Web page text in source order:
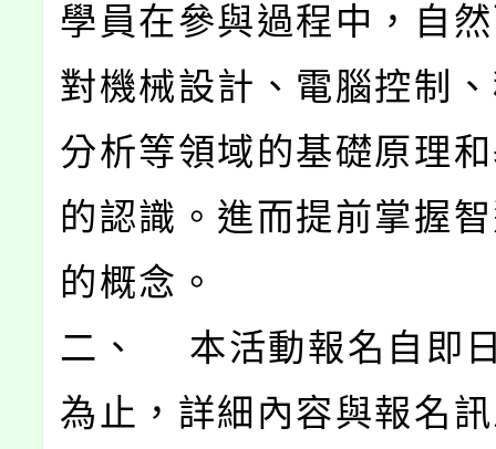
學員在參與過程中，自
對機械設計、電腦控制
分析等領域的基礎原理
的認識。進而提前掌握
的概念。
二、 本活動報名自即
為止，詳細內容與報名